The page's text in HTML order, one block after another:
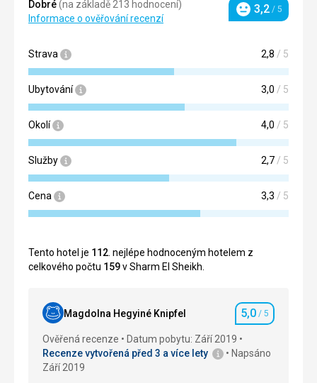
Dobré(na základě 213 hodnocení)
Informace o ověřování recenzí
Hodnocení
3,2 / 5
Strava 2,8 / 5
Ubytování 3,0 / 5
Okolí 4,0 / 5
Služby 2,7 / 5
Cena 3,3 / 5
Tento hotel je 112 . nejlépe hodnoceným hotelem z
celkového počtu 159v Sharm El Sheikh.
Magdolna Hegyiné Knipfel Hodnocení
5,0 / 5
Ověřená recenze
Datum pobytu: Září 2019
Recenze vytvořená před 3 a více lety
Napsáno
Září 2019